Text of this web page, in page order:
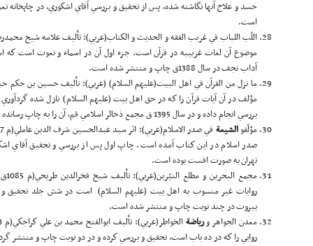
است.
موضوع آن لغات غرييبه در قرآن است. جزء اول آن در اسماء و نعوت است كه
آداب نجف در سال 1388ق چاپ و منتشر شده است.
ما نزل من القرآن في اهل البيت(علیهم السلام) (عربي): تأليف حسين بن
مؤلف در آن آيات قرآن را كه در حق اهل بيت (علیهم السلام) نازل شده
بررسي انجام داده و در سال 1395 ق مجمع ذخائر اسلامي قم، آن را به چاپ رسانده است.
مؤلّفوالشيعة
صدر اسلام در اين كتاب آمده است. چاپ اول پس از بررسي و تحقيق آقاي
تهران به صورت افست بوده است.
روايات غير منسوب به اهل بيت (علیهم السلام) است در شش جلد تحقيق و
بيروت در چند نوبت چاپ و منتشر شده است.
معدن الجواهر ورياضة
روايي را كه در ده باب است، تحقيق و بررسي كرده و در دو نوبت چاپ و منتشر